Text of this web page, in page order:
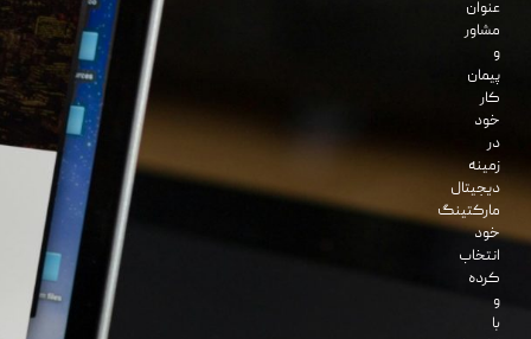
عنوان
مشاور
و
پیمان
کار
خود
در
زمینه
دیجیتال
مارکتینگ
خود
انتخاب
کرده
و
با